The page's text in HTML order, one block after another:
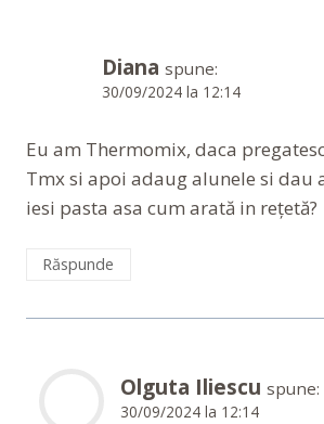
Diana spune:
30/09/2024 la 12:14
Eu am Thermomix, daca
Tmx si apoi adaug alunele si dau
iesi pasta asa cum arată in rețetă?
Răspunde
Olguta Iliescu spune:
30/09/2024 la 12:14